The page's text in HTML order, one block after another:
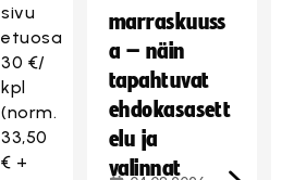
sivu
etuosa
30 €/
kpl
(norm.
33,50
€ +
marraskuuss
a – näin
tapahtuvat
ehdokasasett
elu ja
valinnat